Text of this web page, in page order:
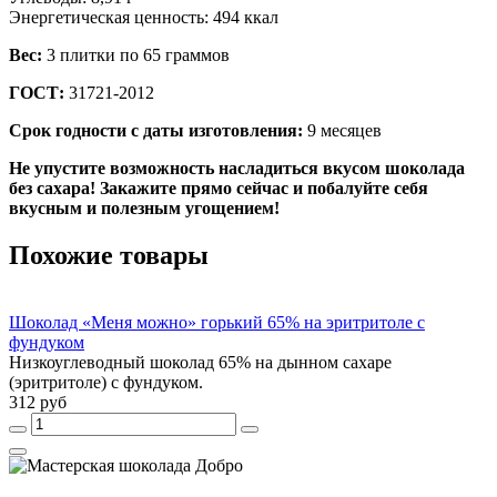
Энергетическая ценность: 494 ккал
Вес: 3 плитки по 65 граммов
ГОСТ: 31721-2012
Срок годности с даты изготовления: 9 месяцев
Не упустите возможность насладиться вкусом шоколада
без сахара! Закажите прямо сейчас и побалуйте себя
вкусным и полезным угощением!
Похожие товары
Шоколад «Меня можно» горький 65% на эритритоле с
фундуком
Низкоуглеводный шоколад 65% на дынном сахаре
(эритритоле) с фундуком.
312 руб